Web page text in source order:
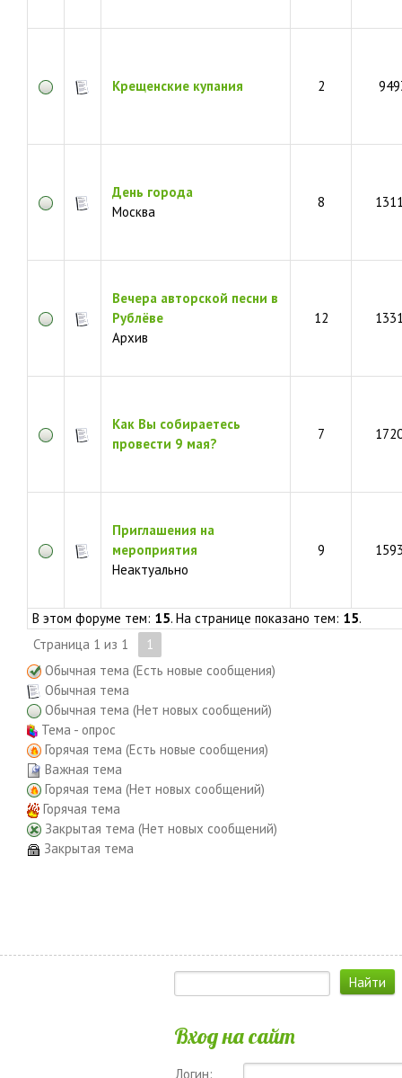
Крещенские купания 2
День города
Москва
8
Вечера авторской песни в
Рублёве
Архив
12
Как Вы собираетесь
провести 9 мая?
7
Приглашения на
мероприятия
Неактуально
9
В этом форуме тем: 15. На странице показано тем: 15.
Страница 1 из 1
1
Обычная тема (Есть новые сообщения)
Обычная тема
Обычная тема (Нет новых сообщений)
Тема - опрос
Горячая тема (Есть новые сообщения)
Важная тема
Горячая тема (Нет новых сообщений)
Горячая тема
Закрытая тема (Нет новых сообщений)
Закрытая тема
Вход на сайт
Логин: